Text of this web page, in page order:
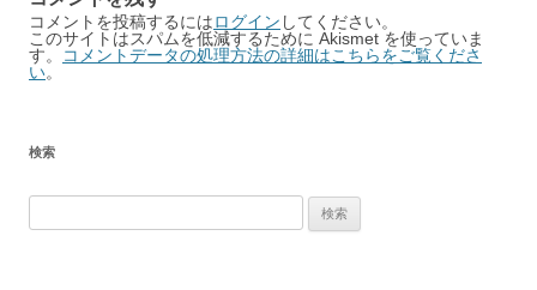
コメントを投稿するにはログイン してください。
このサイトはスパムを低減するために Akismet を使っていま
す。
コメントデータの処理方法の詳細はこちらをご覧くださ
い。
検索
索: